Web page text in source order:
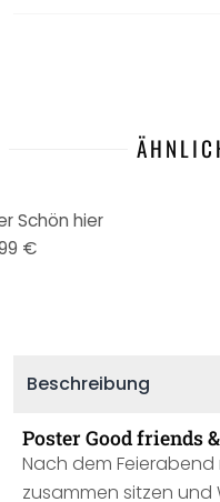
Schön hier
€
Beschreibung
Poster Good friends
Nach dem
zusammen sitzen und